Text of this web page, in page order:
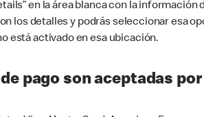
en la área blanca con la
los detalles y podrás seleccionar esa
está activado en esa ubicación.
pago son aceptadas por